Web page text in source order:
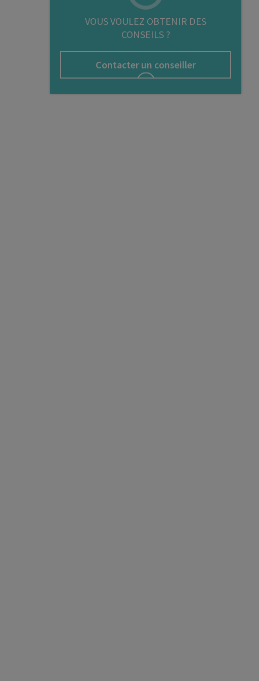
VOUS VOULEZ OBTENIR DES
CONSEILS ?
Contacter un conseiller